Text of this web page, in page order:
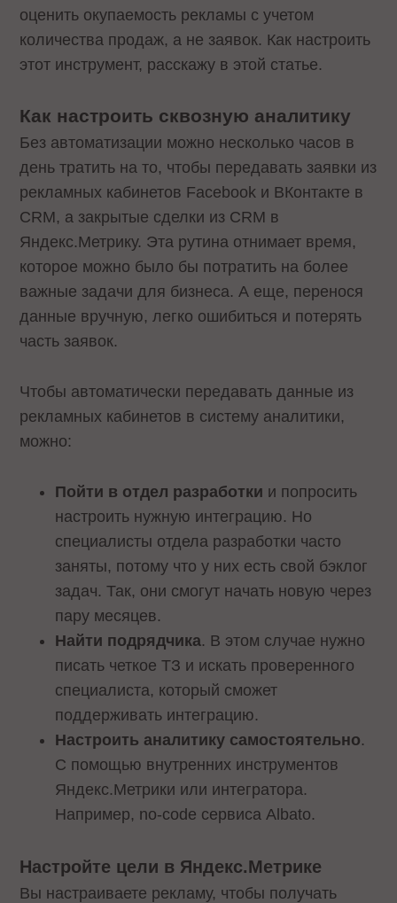
оценить окупаемость рекламы с учетом
количества продаж, а не заявок. Как настроить
этот инструмент, расскажу в этой статье.
Как настроить сквозную аналитику
Без автоматизации можно несколько часов в
день тратить на то, чтобы передавать заявки из
рекламных кабинетов Facebook и ВКонтакте в
CRM, а закрытые сделки из CRM в
Яндекс.Метрику. Эта рутина отнимает время,
которое можно было бы потратить на более
важные задачи для бизнеса. А еще, перенося
данные вручную, легко ошибиться и потерять
часть заявок.
Чтобы автоматически передавать данные из
рекламных кабинетов в систему аналитики,
можно:
Пойти в отдел разработки и попросить
настроить нужную интеграцию. Но
специалисты отдела разработки часто
заняты, потому что у них есть свой бэклог
задач. Так, они смогут начать новую через
пару месяцев.
Найти подрядчика. В этом случае нужно
писать четкое ТЗ и искать проверенного
специалиста, который сможет
поддерживать интеграцию.
Настроить аналитику самостоятельно.
С помощью внутренних инструментов
Яндекс.Метрики или интегратора.
Например, no-code сервиса Albato.
Настройте цели в Яндекс.Метрике
Вы настраиваете рекламу, чтобы получать